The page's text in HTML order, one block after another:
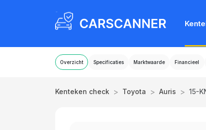
Overzicht Specificaties Marktwaarde Financieel
Kenteken check > Toyota > Auris > 15-